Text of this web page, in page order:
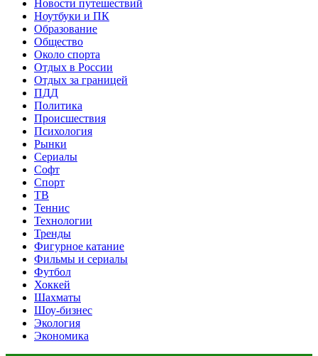
Новости путешествий
Ноутбуки и ПК
Образование
Общество
Около спорта
Отдых в России
Отдых за границей
ПДД
Политика
Происшествия
Психология
Рынки
Сериалы
Софт
Спорт
ТВ
Теннис
Технологии
Тренды
Фигурное катание
Фильмы и сериалы
Футбол
Хоккей
Шахматы
Шоу-бизнес
Экология
Экономика